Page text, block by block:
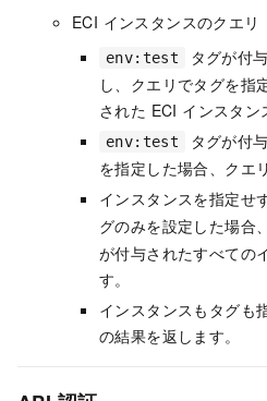
ECI インスタンスのクエリ
env:test
タグが付
し、クエリでタグを指
された ECI インスタン
env:test
タグが付
を指定した場合、クエ
インスタンスを指定せ
グのみを設定した場合
が付与されたすべての
す。
インスタンスもタグも
の結果を返します。